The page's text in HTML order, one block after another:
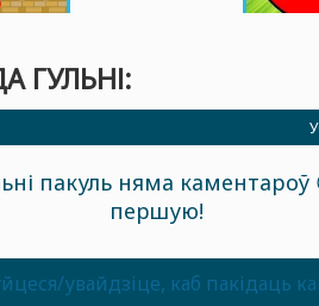
ГУЛЬНІ:
пакуль няма каментароў
першую!
увайдзіце, каб пакідаць